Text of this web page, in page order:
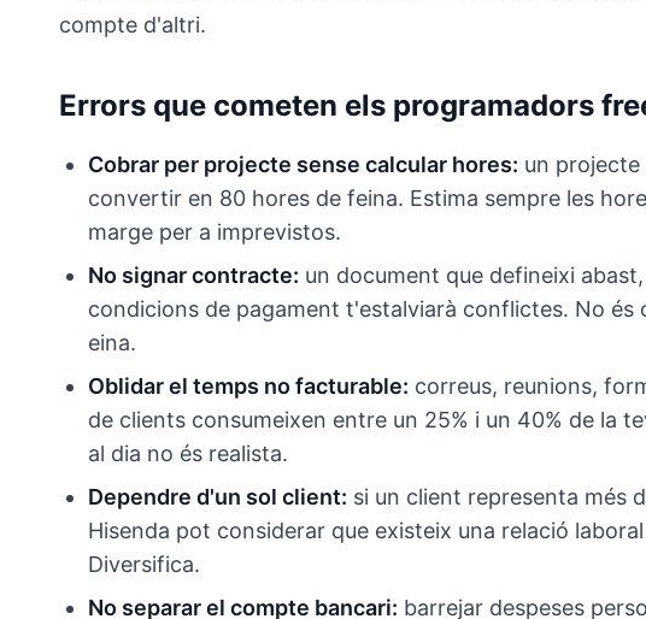
compte d'altri.
Errors que cometen els programadors
Cobrar per projecte sense calcular hores: un
convertir en 80 hores de feina. Estima sempre les
marge per a imprevistos.
No signar contracte: un document que defineixi
condicions de pagament t'estalviarà conflictes. No és
eina.
Oblidar el temps no facturable: correus, reunions,
de clients consumeixen entre un 25% i un 40% de la
al dia no és realista.
Dependre d'un sol client: si un client representa més
Hisenda pot considerar que existeix una relació
Diversifica.
No separar el compte bancari: barrejar despeses